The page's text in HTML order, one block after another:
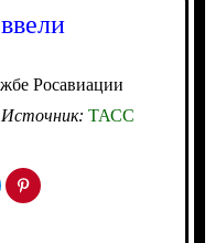
Росавиации
Источник: ТАСС